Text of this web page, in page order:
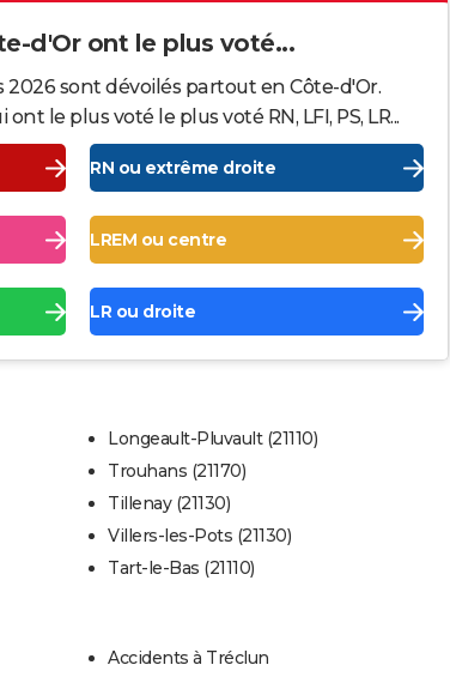
d'Or ont le plus voté...
2026 sont dévoilés partout en Côte-d'Or.
le plus voté le plus voté RN, LFI, PS, LR...
RN ou extrême droite
LREM ou centre
LR ou droite
Longeault-Pluvault (21110)
Trouhans (21170)
Tillenay (21130)
Villers-les-Pots (21130)
Tart-le-Bas (21110)
Accidents à Tréclun